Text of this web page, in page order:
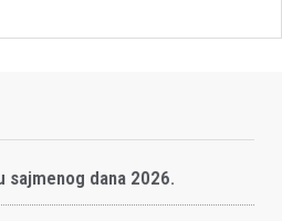
sajmenog dana 2026.